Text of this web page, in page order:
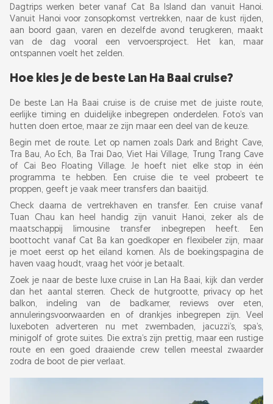
Dagtrips werken beter vanaf Cat Ba Island dan vanuit Hanoi.
Vanuit Hanoi voor zonsopkomst vertrekken, naar de kust rijden,
aan boord gaan, varen en dezelfde avond terugkeren, maakt
van de dag vooral een vervoersproject. Het kan, maar
ontspannen voelt het zelden.
Hoe kies je de beste Lan Ha Baai cruise?
De beste Lan Ha Baai cruise is de cruise met de juiste route,
eerlijke timing en duidelijke inbegrepen onderdelen. Foto’s van
hutten doen ertoe, maar ze zijn maar een deel van de keuze.
Begin met de route. Let op namen zoals Dark and Bright Cave,
Tra Bau, Ao Ech, Ba Trai Dao, Viet Hai Village, Trung Trang Cave
of Cai Beo Floating Village. Je hoeft niet elke stop in één
programma te hebben. Een cruise die te veel probeert te
proppen, geeft je vaak meer transfers dan baaitijd.
Check daarna de vertrekhaven en transfer. Een cruise vanaf
Tuan Chau kan heel handig zijn vanuit Hanoi, zeker als de
maatschappij limousine transfer inbegrepen heeft. Een
boottocht vanaf Cat Ba kan goedkoper en flexibeler zijn, maar
je moet eerst op het eiland komen. Als de boekingspagina de
haven vaag houdt, vraag het vóór je betaalt.
Zoek je naar de beste luxe cruise in Lan Ha Baai, kijk dan verder
dan het aantal sterren. Check de hutgrootte, privacy op het
balkon, indeling van de badkamer, reviews over eten,
annuleringsvoorwaarden en of drankjes inbegrepen zijn. Veel
luxeboten adverteren nu met zwembaden, jacuzzi’s, spa’s,
minigolf of grote suites. Die extra’s zijn prettig, maar een rustige
route en een goed draaiende crew tellen meestal zwaarder
zodra de boot de pier verlaat.